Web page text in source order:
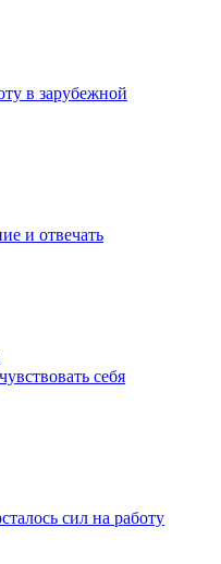
в зарубежной
и отвечать
себя
сил на работу